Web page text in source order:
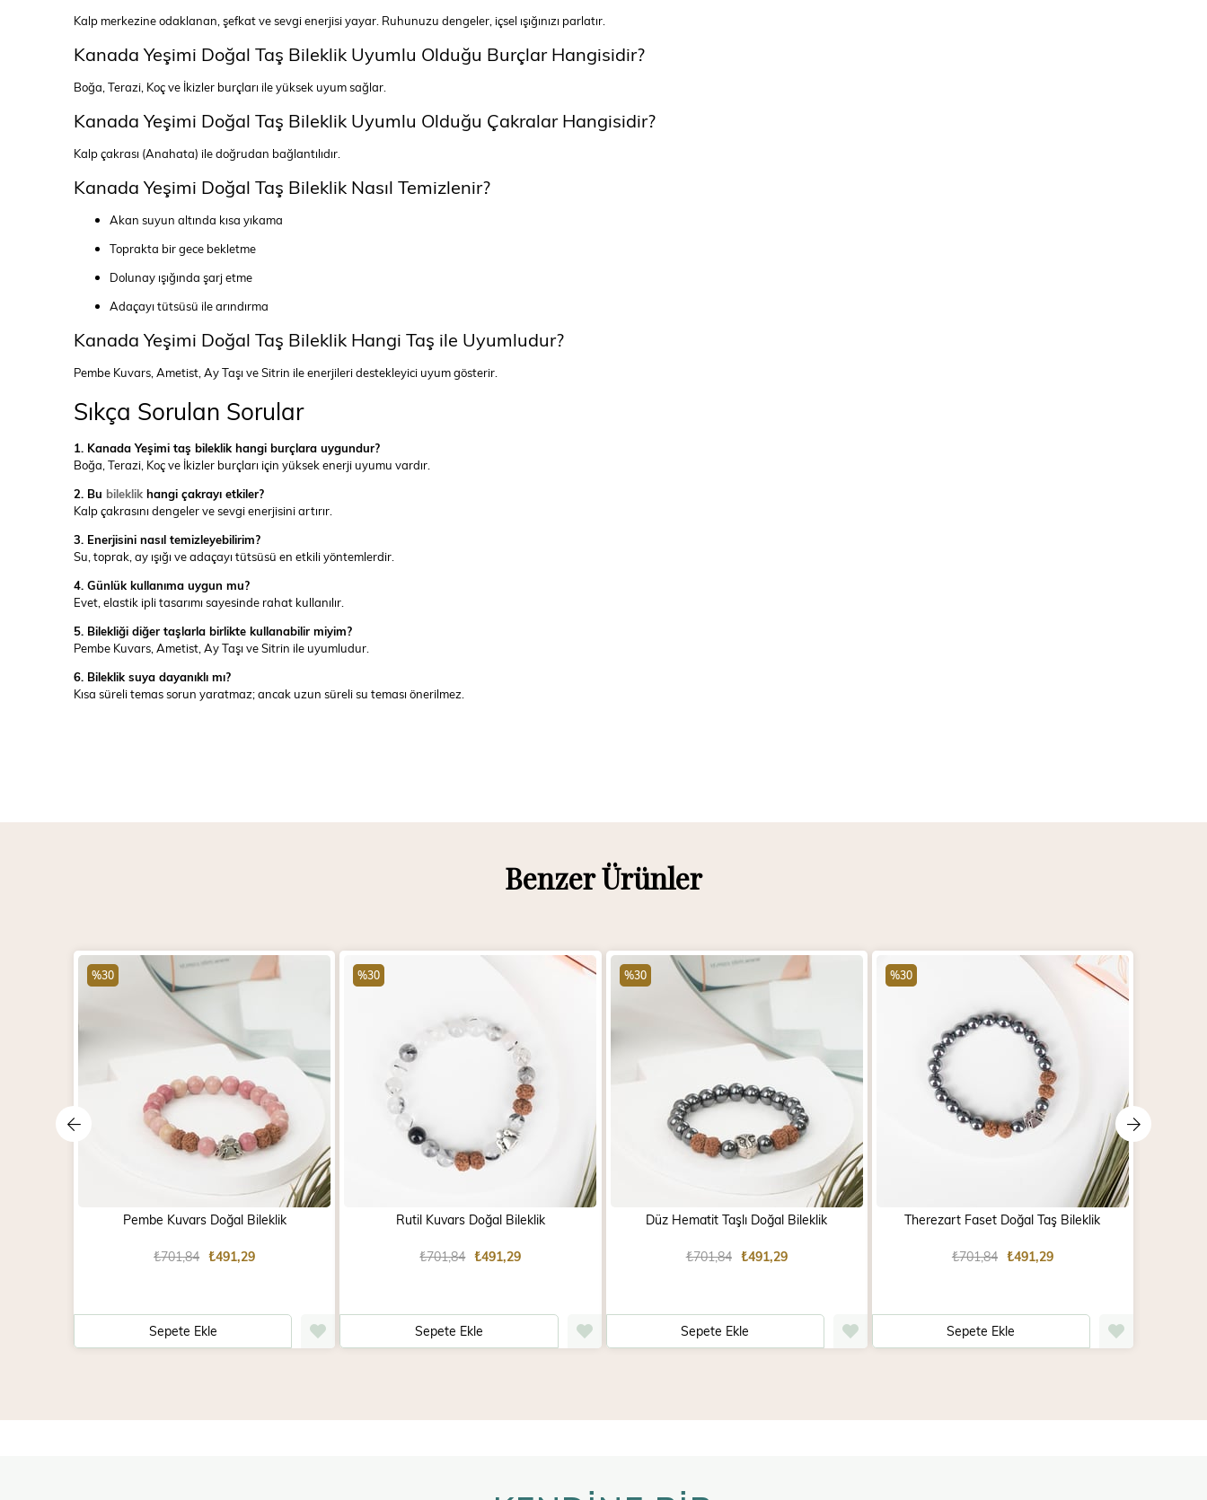
Kalp merkezine odaklanan, şefkat ve sevgi enerjisi yayar. Ruhunuzu dengeler, içsel ışığınızı parlatır.
Kanada Yeşimi Doğal Taş Bileklik Uyumlu Olduğu Burçlar Hangisidir?
Boğa, Terazi, Koç ve İkizler burçları ile yüksek uyum sağlar.
Kanada Yeşimi Doğal Taş Bileklik Uyumlu Olduğu Çakralar Hangisidir?
Kalp çakrası (Anahata) ile doğrudan bağlantılıdır.
Kanada Yeşimi Doğal Taş Bileklik Nasıl Temizlenir?
Akan suyun altında kısa yıkama
Toprakta bir gece bekletme
Dolunay ışığında şarj etme
Adaçayı tütsüsü ile arındırma
Kanada Yeşimi Doğal Taş Bileklik Hangi Taş ile Uyumludur?
Pembe Kuvars, Ametist, Ay Taşı ve Sitrin ile enerjileri destekleyici uyum gösterir.
Sıkça Sorulan Sorular
1. Kanada Yeşimi taş bileklik hangi burçlara uygundur?
Boğa, Terazi, Koç ve İkizler burçları için yüksek enerji uyumu vardır.
2. Bu bileklik hangi çakrayı etkiler?
Kalp çakrasını dengeler ve sevgi enerjisini artırır.
3. Enerjisini nasıl temizleyebilirim?
Su, toprak, ay ışığı ve adaçayı tütsüsü en etkili yöntemlerdir.
4. Günlük kullanıma uygun mu?
Evet, elastik ipli tasarımı sayesinde rahat kullanılır.
5. Bilekliği diğer taşlarla birlikte kullanabilir miyim?
Pembe Kuvars, Ametist, Ay Taşı ve Sitrin ile uyumludur.
6. Bileklik suya dayanıklı mı?
Kısa süreli temas sorun yaratmaz; ancak uzun süreli su teması önerilmez.
Benzer Ürünler
Pembe Kuvars Doğal Bileklik
₺491,29
₺701,84
Sepete Ekle
%30
Rutil Kuvars Doğal Bileklik
₺491,29
₺701,84
Sepete Ekle
%30
Düz Hematit Taşlı Doğal Bileklik
₺491,29
₺701,84
Sepete Ekle
%30
Therezart Faset Doğal Taş Bileklik
₺491,29
₺701,84
Sepete Ekle
%30